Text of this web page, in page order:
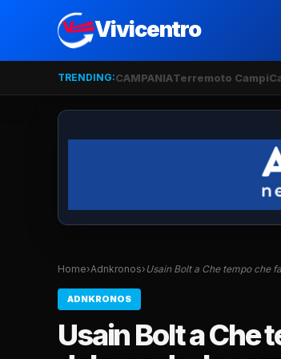
Vivicentro
TRENDING:CAMPANIATerremoto Campi
Home›Adnkronos›Usain Bolt a Che tempo che
ADNKRONOS
Usain Bolt a Che